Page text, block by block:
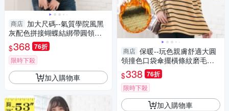
商店 加大尺碼--氣質學院風黑
灰配色拼接蝴蝶結綁帶圓領長
袖上衣(黑.灰S-XL)-X140眼圈
熊中大尺碼
$368 76折
限時下殺
加入購物車
商店 保暖--玩色親膚舒適大圓
領撞色口袋傘擺橫條紋磨毛長
袖上衣(黑.黃M-5L)-A240眼圈
熊中大尺碼
$338 76折
限時下殺
加入購物車